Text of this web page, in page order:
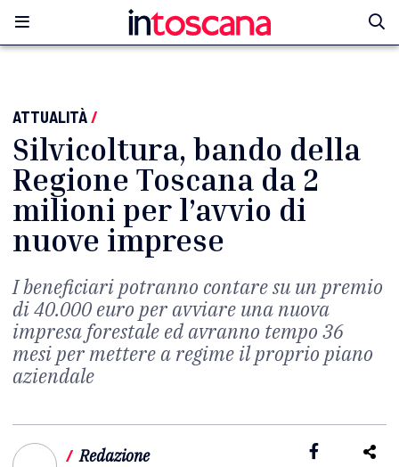
ATTUALITÀ/
Silvicoltura, bando della
Regione Toscana da 2
milioni per l’avvio di
nuove imprese
I beneficiari potranno contare su un premio
di 40.000 euro per avviare una nuova
impresa forestale ed avranno tempo 36
mesi per mettere a regime il proprio piano
aziendale
/ Redazione